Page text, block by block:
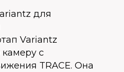
для
Variantz
с
TRACE. Она